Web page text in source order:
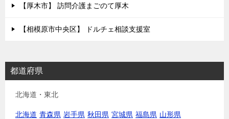
【厚木市】 訪問介護まごのて厚木
【相模原市中央区】 ドルチェ相談支援室
都道府県
北海道・東北
北海道 青森県 岩手県 秋田県 宮城県 福島県 山形県